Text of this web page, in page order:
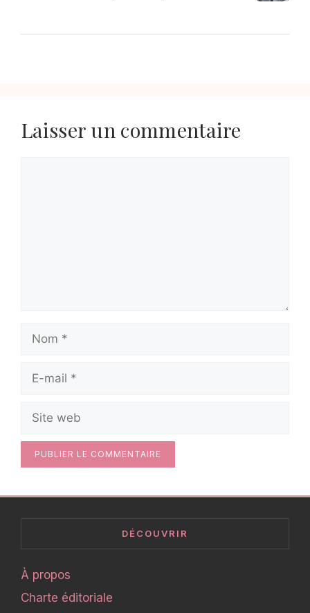
Laisser un commentaire
mail
web
DÉCOUVRIR
À propos
Charte éditoriale